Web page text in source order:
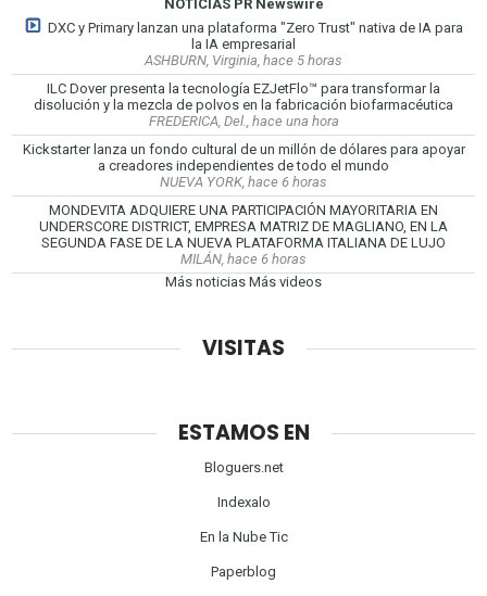
NOTICIAS PR Newswire
DXC y Primary lanzan una plataforma "Zero Trust" nativa de IA para
la IA empresarial
ASHBURN, Virginia, hace 5 horas
ILC Dover presenta la tecnología EZJetFlo™ para transformar la
disolución y la mezcla de polvos en la fabricación biofarmacéutica
FREDERICA, Del., hace una hora
Kickstarter lanza un fondo cultural de un millón de dólares para apoyar
a creadores independientes de todo el mundo
NUEVA YORK, hace 6 horas
MONDEVITA ADQUIERE UNA PARTICIPACIÓN MAYORITARIA EN
UNDERSCORE DISTRICT, EMPRESA MATRIZ DE MAGLIANO, EN LA
SEGUNDA FASE DE LA NUEVA PLATAFORMA ITALIANA DE LUJO
MILÁN, hace 6 horas
Más noticias Más videos
VISITAS
ESTAMOS EN
Bloguers.net
Indexalo
En la Nube Tic
Paperblog